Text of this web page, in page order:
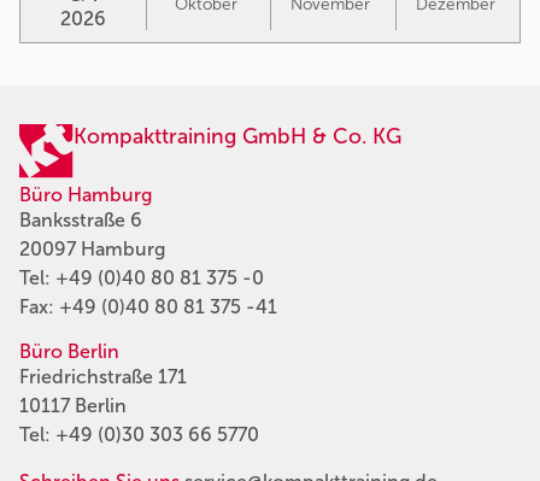
2026
Oktober November Dezember
Kompakttraining GmbH & Co. KG
Büro Hamburg
Banksstraße 6
20097 Hamburg
Tel: +49 (0)40 80 81 375 -0
Fax: +49 (0)40 80 81 375 -41
Büro Berlin
Friedrichstraße 171
10117 Berlin
Tel: +49 (0)30 303 66 5770